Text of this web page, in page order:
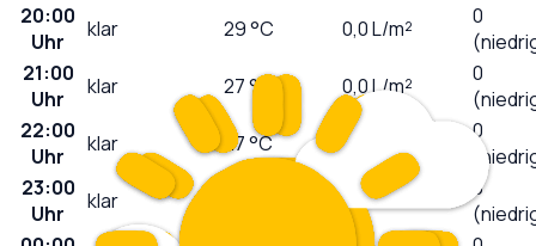
20:00
Uhr
klar 29°C 0,0L/m²
0
21:00
Uhr
klar 27°C 0,0L/m²
0
22:00
Uhr
klar 27°C 0,0
0
23:00
Uhr
klar 0,0L/m²
0